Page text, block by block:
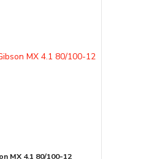
MX 4.1 80/100-12